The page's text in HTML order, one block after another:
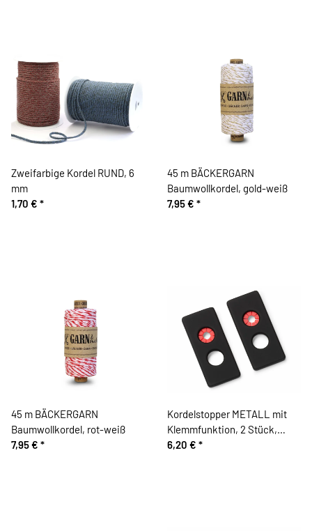
Zweifarbige Kordel RUND, 6
mm
1,70 € *
45 m BÄCKERGARN
Baumwollkordel, gold-weiß
7,95 € *
45 m BÄCKERGARN
Baumwollkordel, rot-weiß
7,95 € *
Kordelstopper METALL mit
Klemmfunktion, 2 Stück,
schwarz, Prym
6,20 € *